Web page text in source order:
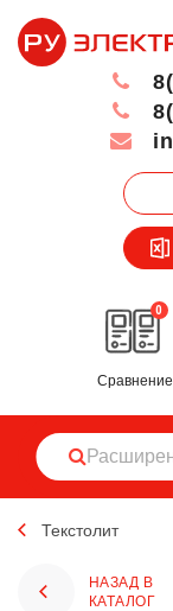
0
Сравнение
Текстолит
НАЗАД В
КАТАЛОГ